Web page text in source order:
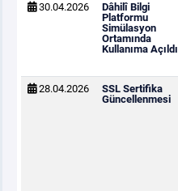
30.04.2026
Dâhilî Bilgi
Platformu
Simülasyon
Ortamında
Kullanıma Açıldı
28.04.2026
SSL Sertifika
Güncellenmesi